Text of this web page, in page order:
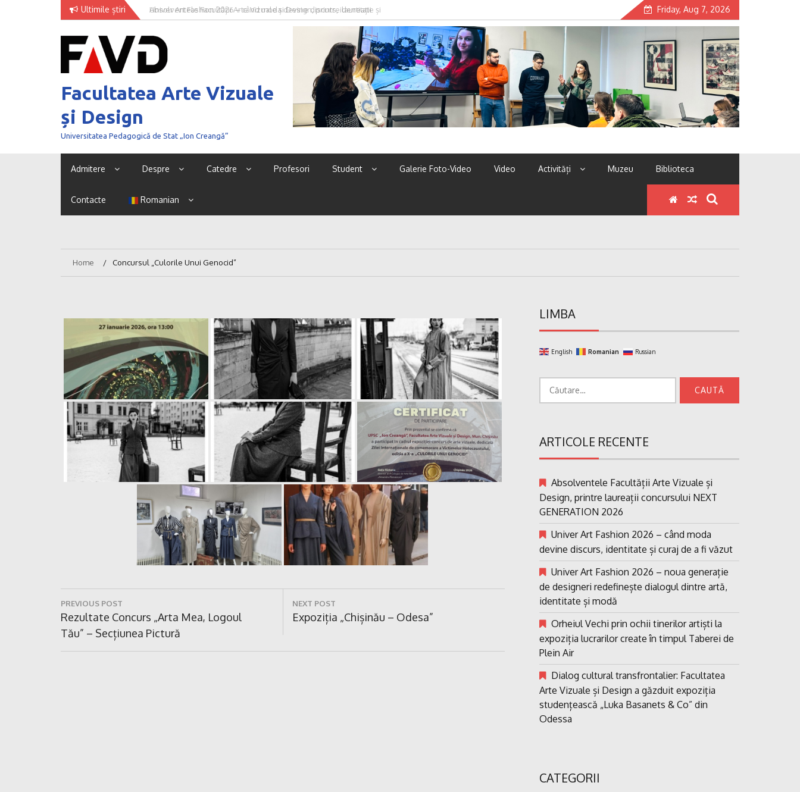
Ultimile știri
Univer Art Fashion 2026 – când moda devine discurs, identitate și
curaj de a fi văzut
Friday, Aug 7, 2026
Facultatea Arte Vizuale
și Design
Universitatea Pedagogică de Stat „Ion Creangă”
Admitere Despre Catedre Profesori Student Galerie Foto-Video Video Activități Muzeu Biblioteca
Contacte Romanian
Home Concursul „Culorile Unui Genocid”
Navigare
în
articole
PREVIOUS POST
Previous
Post:
Rezultate Concurs „Arta Mea, Logoul
Tău” – Secțiunea Pictură
NEXT POST
Next
Expoziția „Chișinău – Odesa”
LIMBA
English Romanian Russian
ARTICOLE RECENTE
Absolventele Facultății Arte Vizuale și
Design, printre laureații concursului NEXT
GENERATION 2026
Univer Art Fashion 2026 – când moda
devine discurs, identitate și curaj de a fi văzut
Univer Art Fashion 2026 – noua generație
de designeri redefinește dialogul dintre artă,
identitate și modă
Orheiul Vechi prin ochii tinerilor artiști la
expoziția lucrarilor create în timpul Taberei de
Plein Air
Dialog cultural transfrontalier: Facultatea
Arte Vizuale și Design a găzduit expoziția
studențească „Luka Basanets & Co” din
Odessa
CATEGORII